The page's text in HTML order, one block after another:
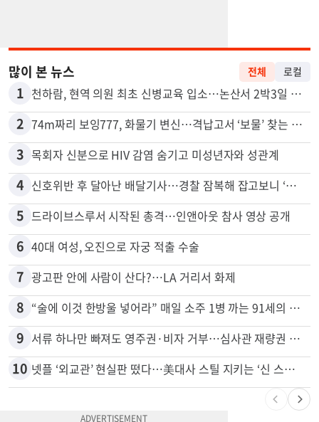
많이 본 뉴스 전체 로컬
1 천하람, 현역 의원 최초 신병교육 입소…논산서 2박3일 생활
2 74m짜리 보잉777, 화물기 변신…격납고서 ‘보물’ 찾는 인천공항
3 목회자 신분으로 HIV 감염 숨기고 미성년자와 성관계
4 신호위반 후 달아난 배달기사…경찰 잠복해 잡고보니 ‘반전’
5 드라이브스루서 시작된 총격…인앤아웃 참사 영상 공개
6 40대 여성, 오진으로 자궁 적출 수술
7 광고판 안에 사람이 산다?…LA 거리서 화제
8 “술에 이것 한방울 넣어라” 매일 소주 1병 까는 91세의 철칙
9 서류 하나만 빠져도 영주권·비자 거부…심사관 재량권 대폭 확대
10 넷플 ‘외교관’ 현실판 떴다…美대사 스틸 지키는 ‘신 스틸러’